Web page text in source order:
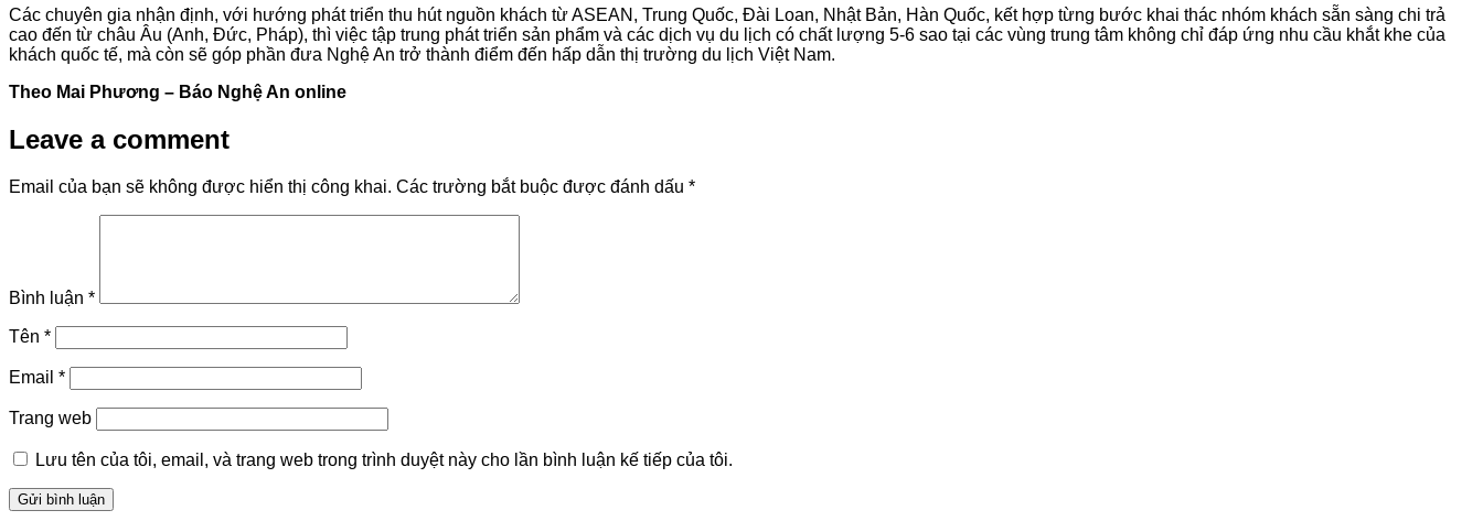
Các chuyên gia nhận định, với hướng phát triển thu hút nguồn khách từ ASEAN, Trung Quốc, Đài Loan, Nhật Bản, Hàn Quốc, kết hợp từng bước khai thác nhóm khách sẵn sàng chi trả
cao đến từ châu Âu (Anh, Đức, Pháp), thì việc tập trung phát triển sản phẩm và các dịch vụ du lịch có chất lượng 5-6 sao tại các vùng trung tâm không chỉ đáp ứng nhu cầu khắt khe của
khách quốc tế, mà còn sẽ góp phần đưa Nghệ An trở thành điểm đến hấp dẫn thị trường du lịch Việt Nam.
Theo Mai Phương – Báo Nghệ An online
Leave a comment
Email của bạn sẽ không được hiển thị công khai. Các trường bắt buộc được đánh dấu *
Bình luận *
Tên *
Email *
Trang web
Lưu tên của tôi, email, và trang web trong trình duyệt này cho lần bình luận kế tiếp của tôi.